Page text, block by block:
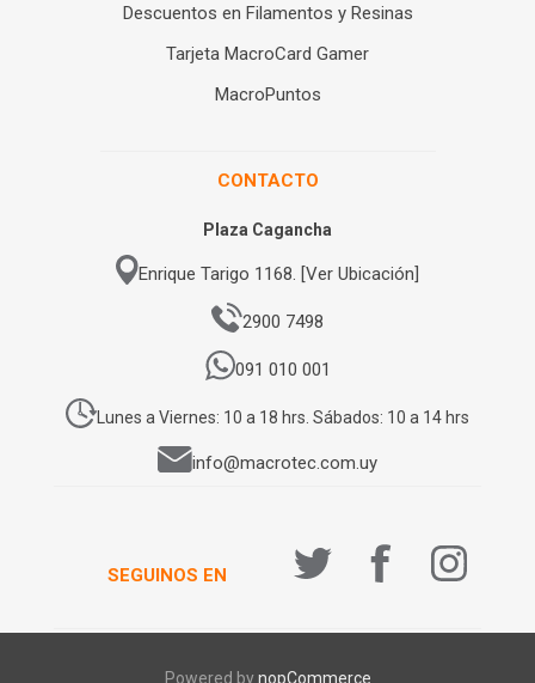
Descuentos en Filamentos y Resinas
Tarjeta MacroCard Gamer
MacroPuntos
CONTACTO
Plaza Cagancha
Enrique Tarigo 1168. [Ver Ubicación]
2900 7498
091 010 001
Lunes a Viernes: 10 a 18 hrs. Sábados: 10 a 14 hrs
info@macrotec.com.uy
SEGUINOS EN
Powered bynopCommerce